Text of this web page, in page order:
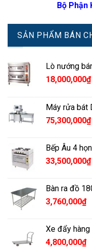
Bộ Phận
SẢN PHẨM BÁN
Lò nướng
18,000,000₫
Máy rửa bát
75,300,000₫
Bếp Âu 4
33,500,000₫
Bàn ra đồ
3,760,000₫
Xe đẩy
4,800,000₫